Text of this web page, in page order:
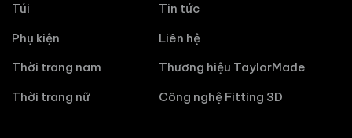
Túi
Phụ kiện
Thời trang nam
Thời trang nữ
Tin tức
Liên hệ
Thương hiệu TaylorMade
Công nghệ Fitting 3D